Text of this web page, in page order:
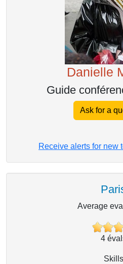
Danielle
Guide
Ask for a
Receive alerts for new
Average
4
Skills